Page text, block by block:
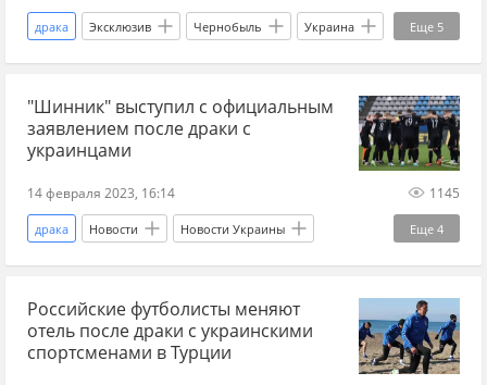
Еще 5
драка Эксклюзив Чернобыль Украина
футбол Донбасс провокация
Денис Пушилин ДНР
"Шинник" выступил с официальным
заявлением после драки с
украинцами
14 февраля 2023, 16:14 1145
Еще 4
драка Новости Новости Украины
Украина Россия футбол футболист
Российские футболисты меняют
отель после драки с украинскими
спортсменами в Турции